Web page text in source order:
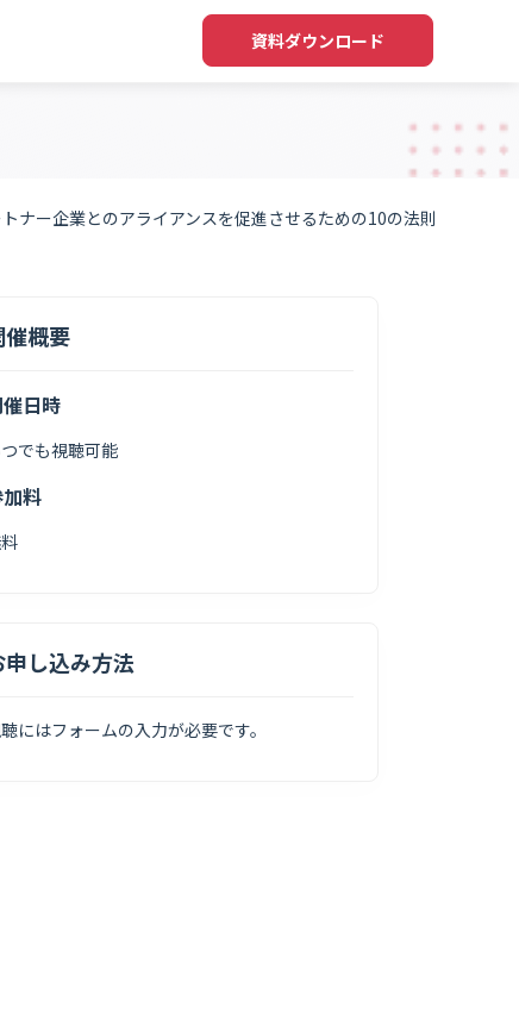
ナー企業とのアライアンスを促進させるための10の法則
催概要
日時
でも視聴可能
料
申し込み方法
にはフォームの入力が必要です。
資料ダウンロード